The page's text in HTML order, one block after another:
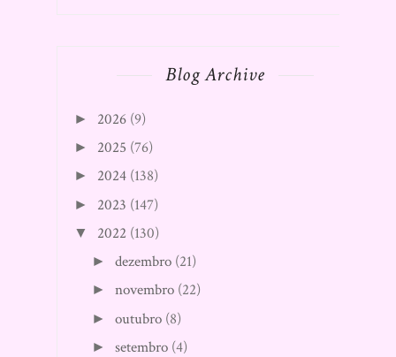
Blog Archive
► 2026 (9)
► 2025 (76)
► 2024 (138)
► 2023 (147)
▼ 2022 (130)
►dezembro (21)
►novembro (22)
►outubro (8)
►setembro (4)